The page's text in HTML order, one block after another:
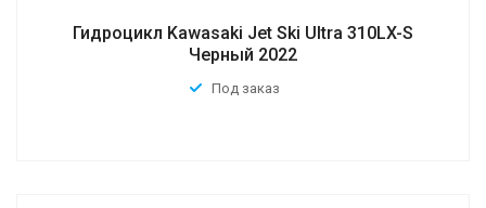
Гидроцикл Kawasaki Jet Ski Ultra 310LX-S
Черный 2022
Под заказ